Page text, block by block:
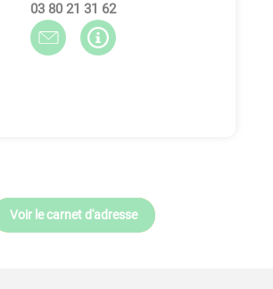
26 13 12 08 30
Voir le carnet d'adresse